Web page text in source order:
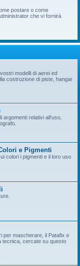
postare o come
che vi fornirà
modelli di aerei ed
costruzione di piste, hangar
argomenti relativi all'uso,
e Pigmenti
colori i pigmenti e il loro uso
per mascherare, il Patafix e
tecnica, cercate su questo